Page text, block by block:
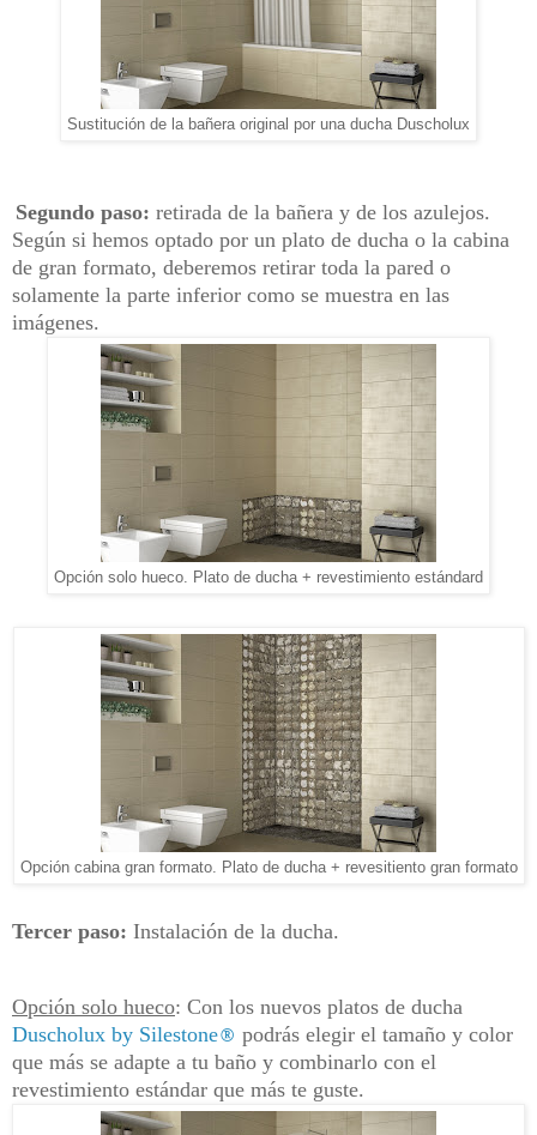
Sustitución de la bañera original por una ducha Duscholux
Segundo paso: retirada de la bañera y de los azulejos.
Según si hemos optado por un plato de ducha o la cabina
de gran formato, deberemos retirar toda la pared o
solamente la parte inferior como se muestra en las
imágenes.
Opción solo hueco. Plato de ducha + revestimiento estándard
Opción cabina gran formato. Plato de ducha + revesitiento gran formato
Tercer paso: Instalación de la ducha.
Opción solo hueco: Con los nuevos platos de ducha
Duscholux by Silestone® podrás elegir el tamaño y color
que más se adapte a tu baño y combinarlo con el
revestimiento estándar que más te guste.